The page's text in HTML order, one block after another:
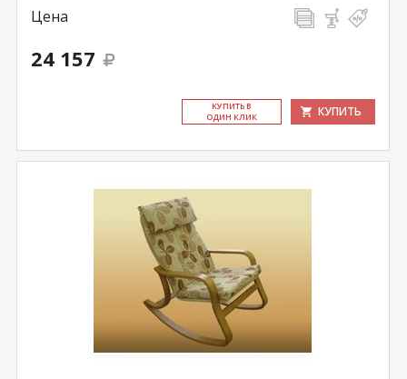
Цена
24 157
КУ­ПИТЬ В
ОДИН КЛИК
КУПИТЬ